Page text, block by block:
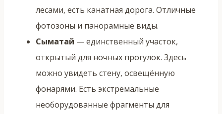
лесами, есть канатная дорога. Отличные
фотозоны и панорамные виды.
Сыматай — единственный участок,
открытый для ночных прогулок. Здесь
можно увидеть стену, освещённую
фонарями. Есть экстремальные
необорудованные фрагменты для